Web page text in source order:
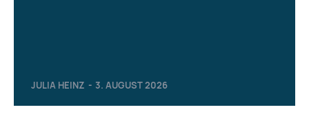
JULIA HEINZ - 3. AUGUST 2026